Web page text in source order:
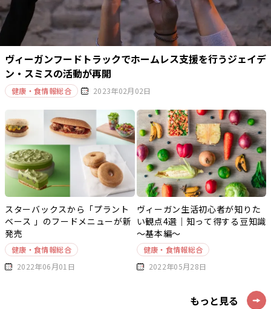
ヴィーガンフードトラックでホームレス支援を行うジェイデ
ン・スミスの活動が再開
健康・食情報総合 2023年02月02日
スターバックスから「プラント
ベース 」のフードメニューが新
発売
健康・食情報総合
2022年06月01日
ヴィーガン生活初心者が知りた
い観点4選｜知って得する豆知識
～基本編～
健康・食情報総合
2022年05月28日
もっと見る